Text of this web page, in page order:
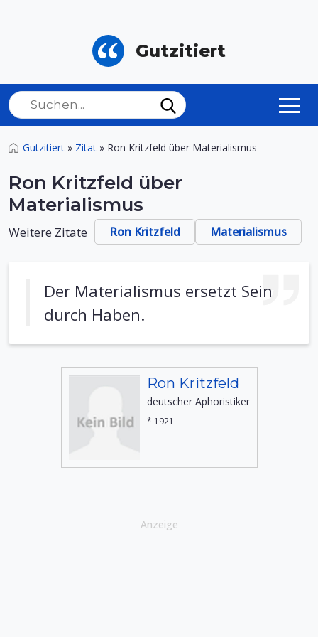
Gutzitiert
Gutzitiert » Zitat » Ron Kritzfeld über Materialismus
Ron Kritzfeld über
Materialismus
Weitere Zitate Ron Kritzfeld Materialismus
Der Materialismus ersetzt Sein
durch Haben.
Ron Kritzfeld
deutscher Aphoristiker
* 1921
Anzeige